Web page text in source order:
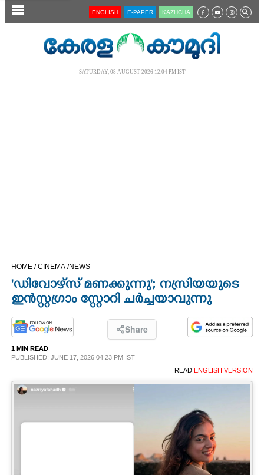
SECTIONS
OPINION
ENGLISH E-PAPER KĀZHCHA
SATURDAY, 08 AUGUST 2026 12.04 PM IST
HOME /CINEMA /NEWS
'ഡിവോഴ്‌‌സ് മണക്കുന്നു'; നസ്രിയയുടെ
ഇൻസ്റ്റഗ്രാം സ്റ്റോറി ചർച്ചയാവുന്നു
Share
1 MIN READ
PUBLISHED: JUNE 17, 2026 04:23 PM IST
READ ENGLISH VERSION